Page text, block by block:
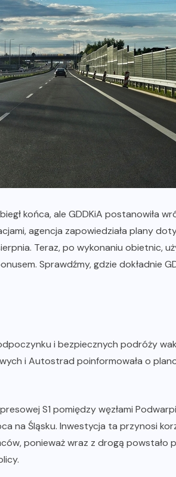
końca, ale GDDKiA postanowiła
agencja zapowiedziała plany
Teraz, po wykonaniu obietnic,
Sprawdźmy, gdzie dokładnie
i bezpiecznych podróży
i Autostrad poinformowała o
S1 pomiędzy węzłami
na Śląsku. Inwestycja ta przynosi
ponieważ wraz z drogą powstało